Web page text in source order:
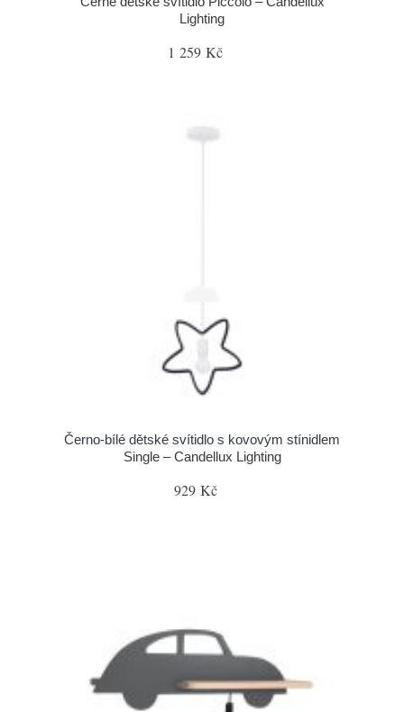
Lighting
1 259 Kč
Černo-bílé dětské svítidlo s kovovým stínidlem
Single – Candellux Lighting
929 Kč